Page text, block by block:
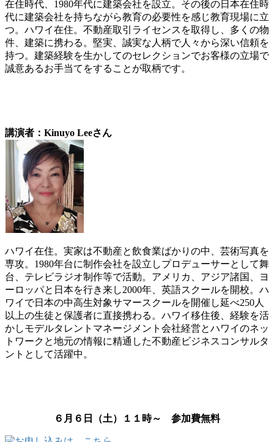
在住時代、1980年代に建築会社を設立。その後の日本在住時
代に建築会社を持ちながら教育の必要性を感じ教育現場に立
つ。ハワイ在住。不動産取引ライセンスを取得し、多くの物
件、建築に携わる。堅実、誠実な人柄で人々から深い信頼を
持つ。建築経験を生かしてのセレクションでお客様の立場で
誠意あるお手当てをすることが取柄です。
講演者 ：Kinuyo Leeさん
ハワイ在住。実家は不動産と飲食業ばかりの中、芸術写真を
専攻。1980年台に制作会社を設立しプロデューサーとして舞
台、テレビラジオ制作等で活動。アメリカ、アジア諸国、ヨ
ーロッパと日本を行き来し2000年、英語スクールを開校。ハ
ワイで日本の中高生対象サマースクールを開催し延べ250人
以上の生徒と保護者に直接携わる。ハワイ移住後、経験を活
かしモデルタレントマネージメント会社経営とハワイのネッ
トワークと地元の情報に精通した不動産ビジネスコンサルタ
ントとして活躍中。
６月６日（土）１１時～ 参加費無料